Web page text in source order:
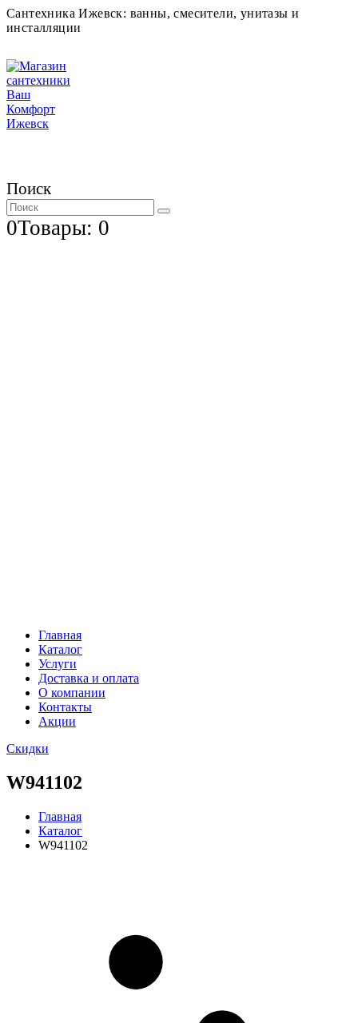
Сантехника Ижевск: ванны, смесители, унитазы и
инсталляции
Поиск
0Товары: 0
Главная
Каталог
Услуги
Доставка и оплата
О компании
Контакты
Акции
Скидки
W941102
Главная
Каталог
W941102